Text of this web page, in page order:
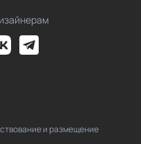
и размещение